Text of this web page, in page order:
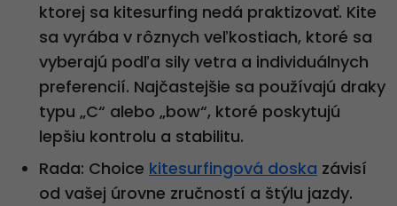
ktorej sa kitesurfing nedá praktizovať. Kite
sa vyrába v rôznych veľkostiach, ktoré sa
vyberajú podľa sily vetra a individuálnych
preferencií. Najčastejšie sa používajú draky
typu „C“ alebo „bow“, ktoré poskytujú
lepšiu kontrolu a stabilitu.
Rada: Choice kitesurfingová doska závisí
od vašej úrovne zručností a štýlu jazdy.